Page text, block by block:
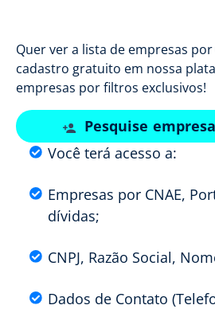
Quer ver a lista de empresas por
cadastro gratuito em nossa
empresas por filtros exclusivos!
Pesquise
Você terá acesso a:
Empresas por CNAE,
dívidas;
CNPJ, Razão Social,
Dados de Contato